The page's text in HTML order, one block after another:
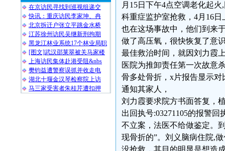
在京访民寻找到巡视组递交
快讯：重庆访民李家坤、冉
北京拆迁户张立平跳金水桥
江苏徐州访民吴继新刑拘期
黑龙江林业系统17个林业局职
[图文]武汉邵莱翠被关马家楼
上海访民集体赴港受阻&nbs
樊钧益遭警察误抓并收走电
湖北十堰金汉琴检察院上访
马三家受害者朱桂芹遭扣押
月15日下午4点空调老化起
科重症监护室抢救，4月16
也在这场事故中，他们到来
做了高压氧，很快恢复了意
最佳救治时间，就因刘力霞
医院为推卸责任第一次故意
骨多处骨折，x片报告显示
通知其家人，
刘力霞要求院方书面答复，
出回执号:03271105的报警
不立案，法医不给做鉴定。
现骨折的”。刘义脑病住院,
没抢救，其目的明显是想造